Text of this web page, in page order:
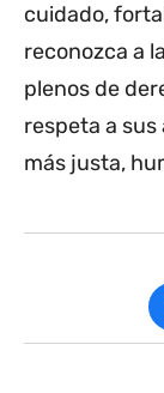
cuidado,
reconozca a
plenos de
respeta a
más justa,